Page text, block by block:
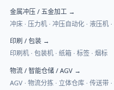
金属冲压 / 五金加工 →
冲床 · 压力机 · 冲压自动化 · 液压机
印刷 / 包装→
印刷机 · 包装机 · 纸箱 · 标签 · 烟标
物流 / 智能仓储 / AGV→
AGV · 物流分拣 · 立体仓库 · 传送带